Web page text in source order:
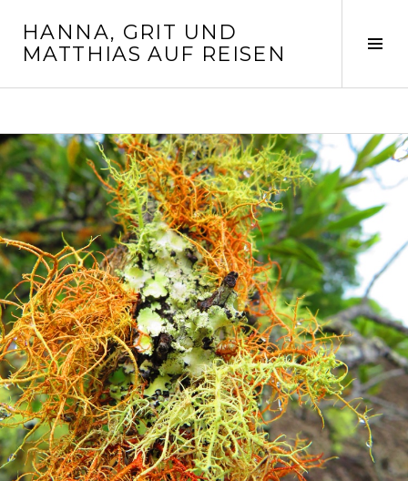
zum
Inhalt
HANNA, GRIT UND
MATTHIAS AUF REISEN